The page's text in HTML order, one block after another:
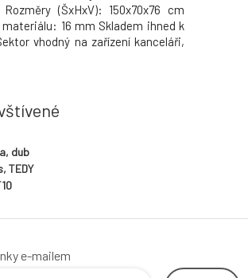
(ŠxHxV): 150x70x76 cm
16 mm Skladem ihned k
vhodný na zařízení kanceláři,
dub
TEDY
e-mailem